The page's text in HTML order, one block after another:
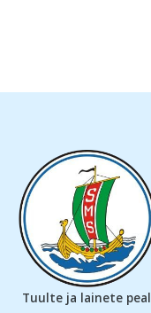
Tuulte ja lainete peal